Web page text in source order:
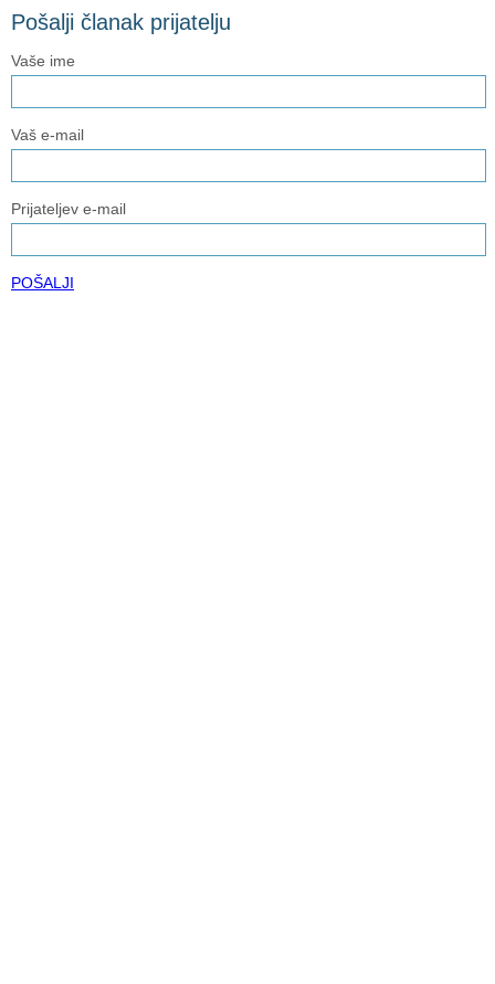
Pošalji članak prijatelju
Vaše ime
Vaš e-mail
Prijateljev e-mail
POŠALJI